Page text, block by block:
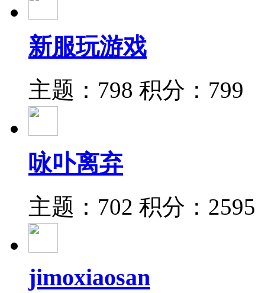
新服玩游戏
主题：798 积分：799
咏卟离弃
主题：702 积分：2595
jimoxiaosan